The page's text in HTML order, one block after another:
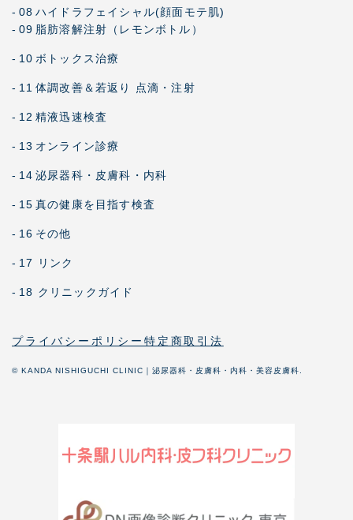
- 08 ハイドラフェイシャル(顔面モテ肌)
- 09 脂肪溶解注射（レモンボトル）
- 10 ボトックス治療
- 11 体調改善＆若返り 点滴・注射
- 12 精液迅速検査
- 13 オンライン診療
- 14 泌尿器科・皮膚科・内科
- 15 真の健康を目指す検査
- 16 その他
- 17 リンク
- 18 クリニックガイド
プライバシーポリシー 特定商取引法
© KANDA NISHIGUCHI CLINIC｜泌尿器科・皮膚科・内科・美容皮膚科.